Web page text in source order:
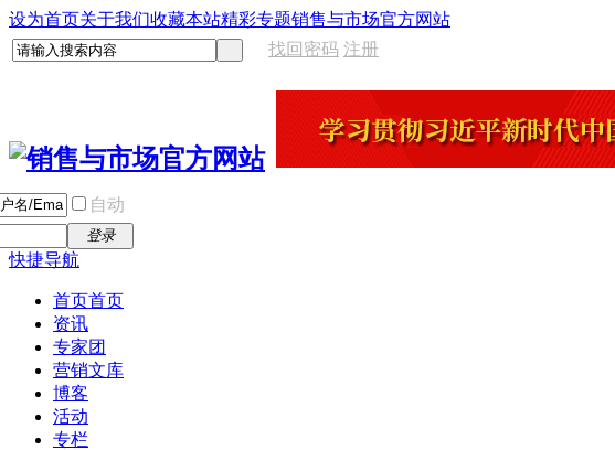
设为首页关于我们收藏本站精彩专题销售与市场官方网站
找回密码 注册
自动
登录
快捷导航
首页首页
资讯
专家团
营销文库
博客
活动
专栏